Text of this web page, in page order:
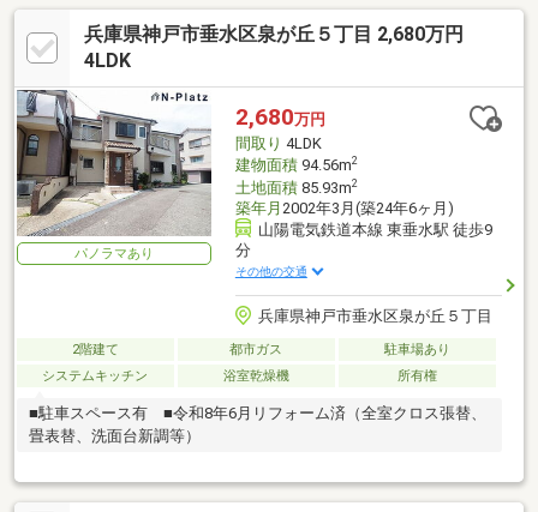
兵庫県神戸市垂水区泉が丘５丁目 2,680万円
4LDK
パノラマあり
2,680万円
間取り 4LDK
建物面積94.56m2
土地面積85.93m2
築年月 2002年3月(築24年6ヶ月)
山陽電気鉄道本線 東垂水駅 徒歩9
分
その他の交通
兵庫県神戸市垂水区泉が丘５丁目
2階建て 都市ガス
駐車場あり
システムキッチン
浴室乾燥機 所有権
■駐車スペース有 ■令和8年6月リフォーム済（全室クロス張替、
畳表替、洗面台新調等）